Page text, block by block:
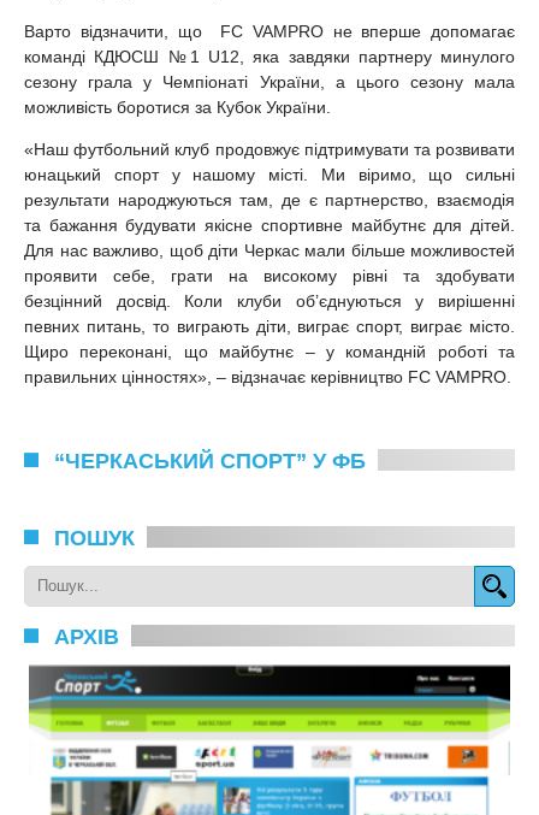
Варто відзначити, що FC VAMPRO не вперше допомагає
команді КДЮСШ №1 U12, яка завдяки партнеру минулого
сезону грала у Чемпіонаті України, а цього сезону мала
можливість боротися за Кубок України.
«Наш футбольний клуб продовжує підтримувати та розвивати
юнацький спорт у нашому місті. Ми віримо, що сильні
результати народжуються там, де є партнерство, взаємодія
та бажання будувати якісне спортивне майбутнє для дітей.
Для нас важливо, щоб діти Черкас мали більше можливостей
проявити себе, грати на високому рівні та здобувати
безцінний досвід. Коли клуби об’єднуються у вирішенні
певних питань, то виграють діти, виграє спорт, виграє місто.
Щиро переконані, що майбутнє – у командній роботі та
правильних цінностях», – відзначає керівництво FC VAMPRO.
“ЧЕРКАСЬКИЙ СПОРТ” У ФБ
ПОШУК
АРХІВ